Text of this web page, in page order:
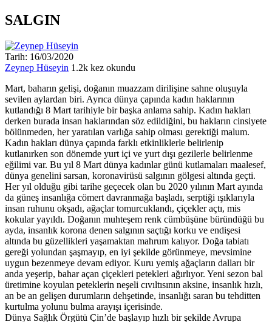
SALGIN
Tarih: 16/03/2020
Zeynep Hüseyin 1.2k kez okundu
Mart, baharın gelişi, doğanın muazzam dirilişine sahne oluşuyla
sevilen aylardan biri. Ayrıca dünya çapında kadın haklarının
kutlandığı 8 Mart tarihiyle bir başka anlama sahip. Kadın hakları
derken burada insan haklarından söz edildiğini, bu hakların cinsiyete
bölünmeden, her yaratılan varlığa sahip olması gerektiği malum.
Kadın hakları dünya çapında farklı etkinliklerle belirlenip
kutlanırken son dönemde yurt içi ve yurt dışı gezilerle belirlenme
eğilimi var. Bu yıl 8 Mart dünya kadınlar günü kutlamaları maalesef,
dünya genelini sarsan, koronavirüsü salgının gölgesi altında geçti.
Her yıl olduğu gibi tarihe geçecek olan bu 2020 yılının Mart ayında
da güneş insanlığa cömert davranmağa başladı, serptiği ışıklarıyla
insan ruhunu okşadı, ağaçlar tomurcuklandı, çiçekler açtı, mis
kokular yayıldı. Doğanın muhteşem renk cümbüşüne büründüğü bu
ayda, insanlık korona denen salgının saçtığı korku ve endişesi
altında bu güzellikleri yaşamaktan mahrum kalıyor. Doğa tabiatı
gereği yolundan şaşmayıp, en iyi şekilde görünmeye, mevsimine
uygun bezenmeye devam ediyor. Kuru yemiş ağaçların dalları bir
anda yeşerip, bahar açan çiçekleri petekleri ağırlıyor. Yeni sezon bal
üretimine koyulan peteklerin neşeli cıvıltısının aksine, insanlık hızlı,
an be an gelişen durumların dehşetinde, insanlığı saran bu tehditten
kurtulma yolunu bulma arayışı içerisinde.
Dünya Sağlık Örgütü Çin’de başlayıp hızlı bir şekilde Avrupa